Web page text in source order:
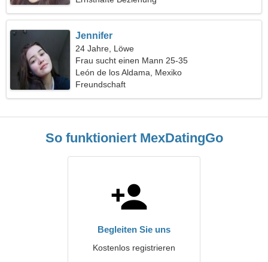
Jennifer
24 Jahre, Löwe
Frau sucht einen Mann 25-35
León de los Aldama, Mexiko
Freundschaft
So funktioniert MexDatingGo
Begleiten Sie uns
Kostenlos registrieren